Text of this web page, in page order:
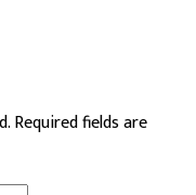
Required fields are